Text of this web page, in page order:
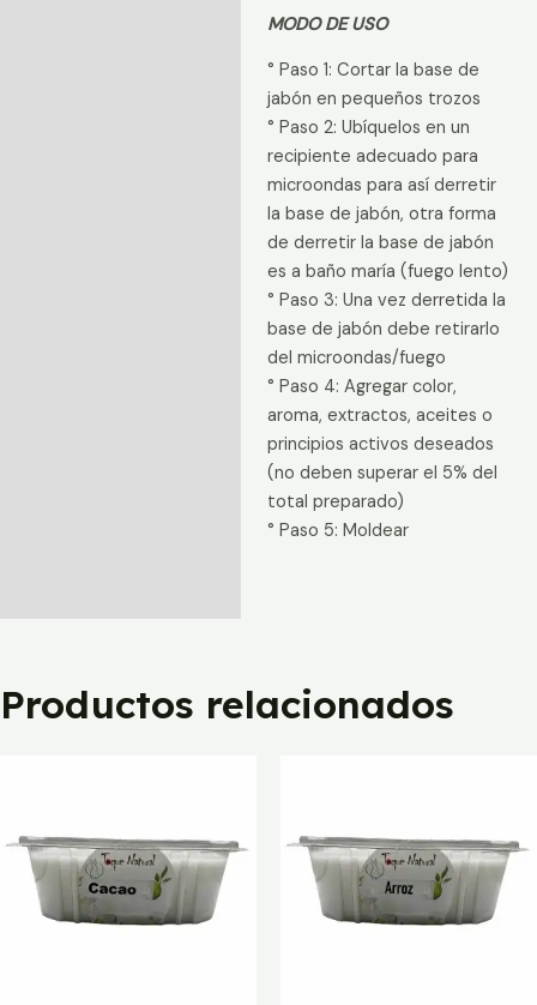
MODO DE USO
° Paso 1: Cortar la base de
jabón en pequeños trozos
° Paso 2: Ubíquelos en un
recipiente adecuado para
microondas para así derretir
la base de jabón, otra forma
de derretir la base de jabón
es a baño maría (fuego lento)
° Paso 3: Una vez derretida la
base de jabón debe retirarlo
del microondas/fuego
° Paso 4: Agregar color,
aroma, extractos, aceites o
principios activos deseados
(no deben superar el 5% del
total preparado)
° Paso 5: Moldear
Productos relacionados